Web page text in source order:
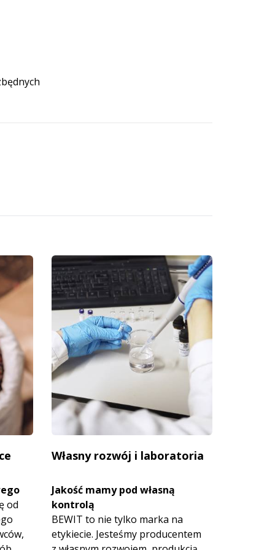
od
Własny rozwój i laboratoria
Jakość mamy pod własną
kontrolą
BEWIT to nie tylko marka na
etykiecie. Jesteśmy producentem